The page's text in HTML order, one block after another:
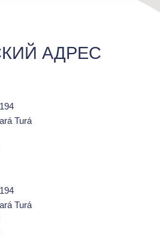
АДРЕС
Turá
Turá